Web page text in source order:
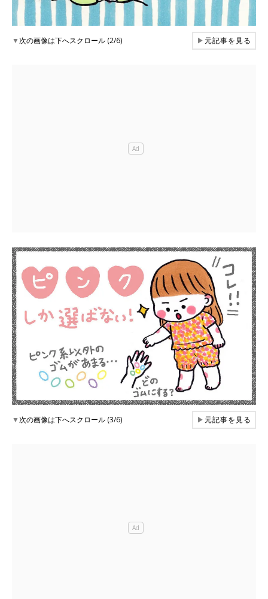
▼次の画像は下へスクロール (2/6) ▶元記事を見る
▼次の画像は下へスクロール (3/6) ▶元記事を見る